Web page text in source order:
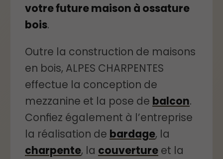
votre futuremaison à ossature
bois.
Outre la construction de maisons
en bois, ALPES CHARPENTES
effectue la conception de
mezzanine et la pose de balcon.
Confiez également à l’entreprise
la réalisation de bardage, la
charpente, la couverture et la